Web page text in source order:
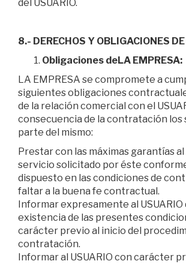
del USUARIO.
8.- DERECHOS Y OBLIGACIONES
Obligaciones deLA EMPRESA:
LA EMPRESA se compromete a
siguientes obligaciones
de la relación comercial con el
consecuencia de la contratación los
parte del mismo:
Prestar con las máximas garantías al
servicio solicitado por éste
dispuesto en las condiciones de
faltar a la buena fe contractual.
Informar expresamente al USUARIO
existencia de las presentes
carácter previo al inicio del
contratación.
Informar al USUARIO con carácter